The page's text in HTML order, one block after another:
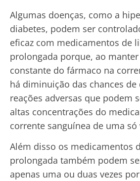
Algumas doenças, como a
diabetes, podem ser
eficaz com medicamentos de
prolongada porque, ao
constante do fármaco na
há diminuição das chances
reações adversas que podem
altas concentrações do
corrente sanguínea de uma só
Além disso os medicamentos
prolongada também podem
apenas uma ou duas vezes